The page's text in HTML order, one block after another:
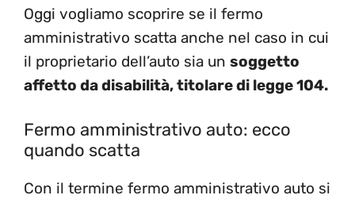
Oggi vogliamo scoprire se il fermo
amministrativo scatta anche nel caso in cui
il proprietario dell’auto sia un soggetto
affetto da disabilità, titolare di legge 104.
Fermo amministrativo auto: ecco
quando scatta
Con il termine fermo amministrativo auto si